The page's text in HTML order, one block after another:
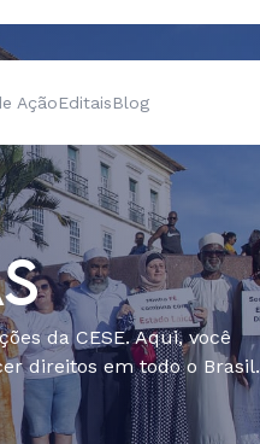
AçãoEditaisBlog
da CESE. Aqui, você
direitos em todo o Brasil.